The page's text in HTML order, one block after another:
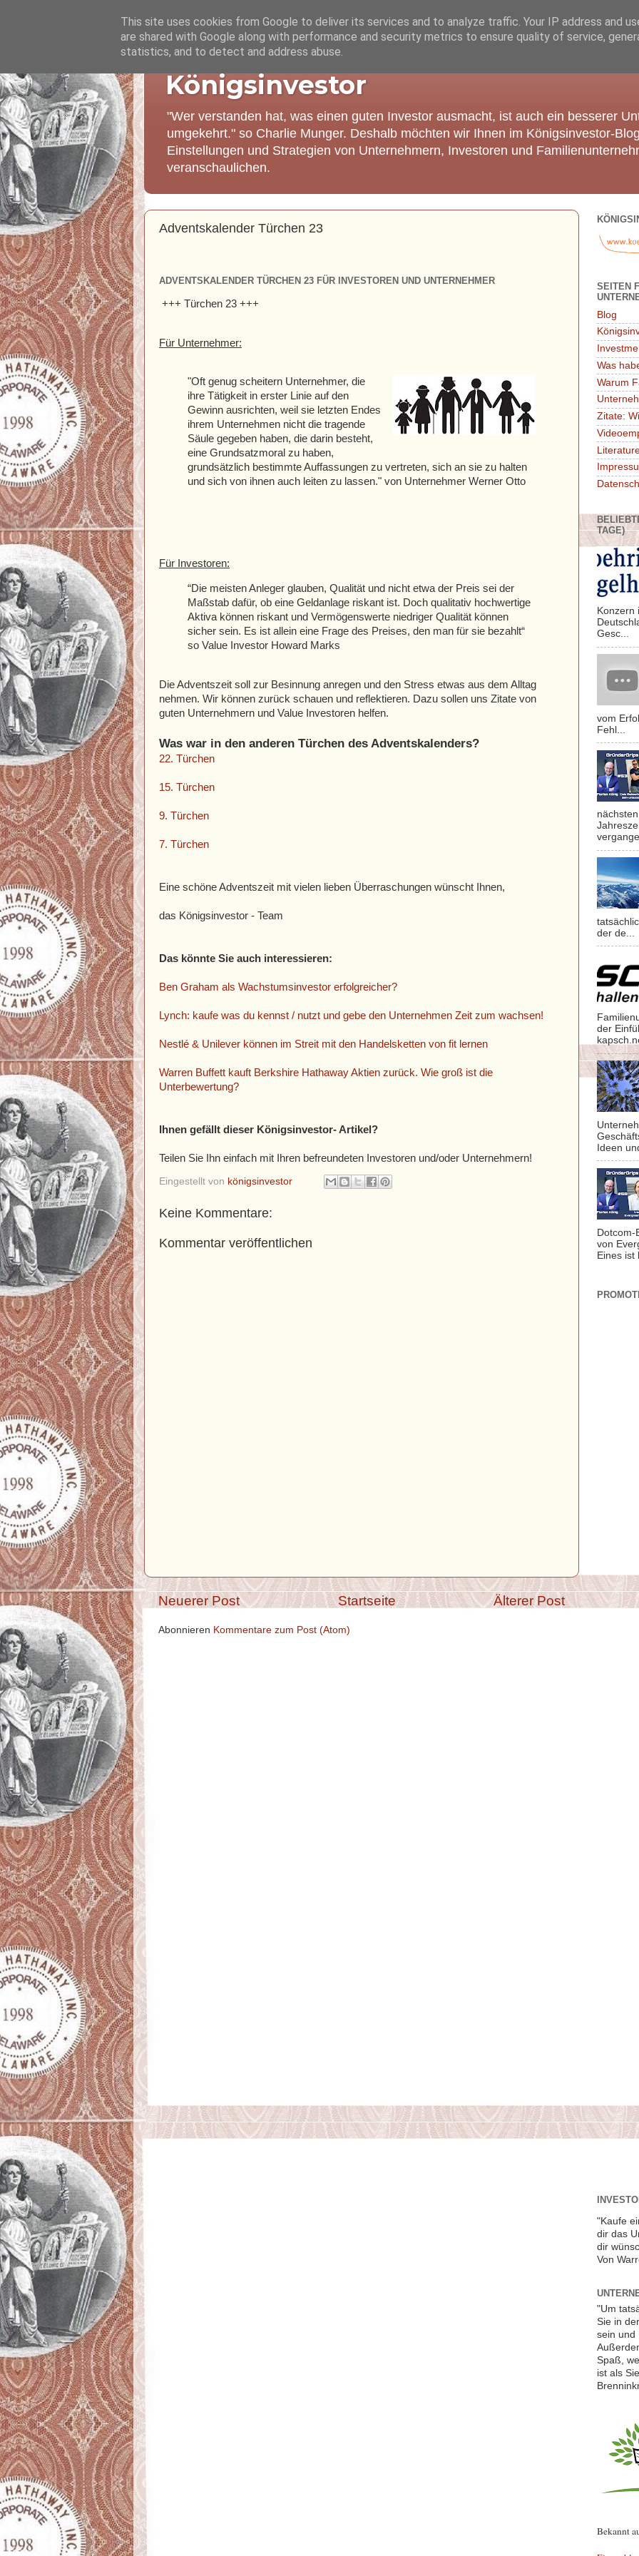
Königsinvestor
"Wer verstanden hat, was einen guten Investor ausmacht, ist auch ein besserer
umgekehrt." so Charlie Munger. Deshalb möchten wir Ihnen im Königsinvestor-
Einstellungen und Strategien von Unternehmern, Investoren und
veranschaulichen.
Adventskalender Türchen 23
ADVENTSKALENDER TÜRCHEN 23 FÜR INVESTOREN UND UNTERNEHMER
+++ Türchen 23 +++
Für Unternehmer:
"Oft genug scheitern Unternehmer, die
ihre Tätigkeit in erster Linie auf den
Gewinn ausrichten, weil sie letzten Endes
ihrem Unternehmen nicht die tragende
Säule gegeben haben, die darin besteht,
eine Grundsatzmoral zu haben,
grundsätzlich bestimmte Auffassungen zu vertreten, sich an sie zu halten
und sich von ihnen auch leiten zu lassen." von Unternehmer Werner Otto
Für Investoren:
“Die meisten Anleger glauben, Qualität und nicht etwa der Preis sei der
Maßstab dafür, ob eine Geldanlage riskant ist. Doch qualitativ hochwertige
Aktiva können riskant und Vermögenswerte niedriger Qualität können
sicher sein. Es ist allein eine Frage des Preises, den man für sie bezahlt“
so Value Investor Howard Marks
Die Adventszeit soll zur Besinnung anregen und den Stress etwas aus dem Alltag
nehmen. Wir können zurück schauen und reflektieren. Dazu sollen uns Zitate von
guten Unternehmern und Value Investoren helfen.
Was war in den anderen Türchen des Adventskalenders?
22. Türchen
15. Türchen
9. Türchen
7. Türchen
Eine schöne Adventszeit mit vielen lieben Überraschungen wünscht Ihnen,
das Königsinvestor - Team
Das könnte Sie auch interessieren:
Ben Graham als Wachstumsinvestor erfolgreicher?
Lynch: kaufe was du kennst / nutzt und gebe den Unternehmen Zeit zum wachsen!
Nestlé & Unilever können im Streit mit den Handelsketten von fit lernen
Warren Buffett kauft Berkshire Hathaway Aktien zurück. Wie groß ist die
Unterbewertung?
Ihnen gefällt dieser Königsinvestor- Artikel?
Teilen Sie Ihn einfach mit Ihren befreundeten Investoren und/oder Unternehmern!
Eingestellt von königsinvestor
Keine Kommentare:
Kommentar veröffentlichen
Neuerer Post Älterer Post
Startseite
Abonnieren Kommentare zum Post (Atom)
SEITEN
Blog
Was
Warum
Zitate:
TAGE)
Konzern
Gesc...
vom
Fehl...
der de...
der
Ideen
Dotcom-
von
Eines ist
"Kaufe
dir das
dir
Von
"Um
Sie in
sein und
Spaß,
ist als
Bekannt
This site uses cookies from Google to deliver its services and to analyze traffic. Your IP address and
are shared with Google along with performance and security metrics to ensure quality of service,
statistics, and to detect and address abuse.